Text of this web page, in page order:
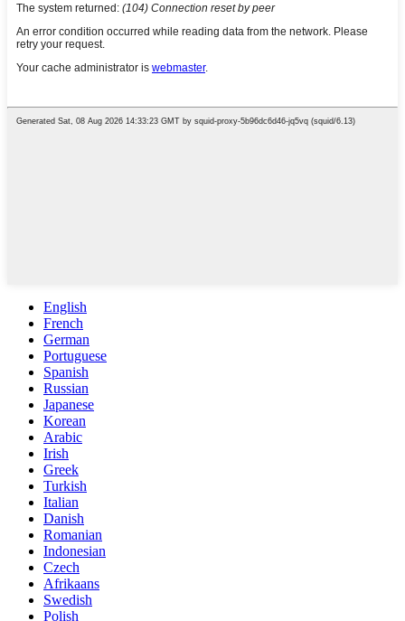
English
French
German
Portuguese
Spanish
Russian
Japanese
Korean
Arabic
Irish
Greek
Turkish
Italian
Danish
Romanian
Indonesian
Czech
Afrikaans
Swedish
Polish